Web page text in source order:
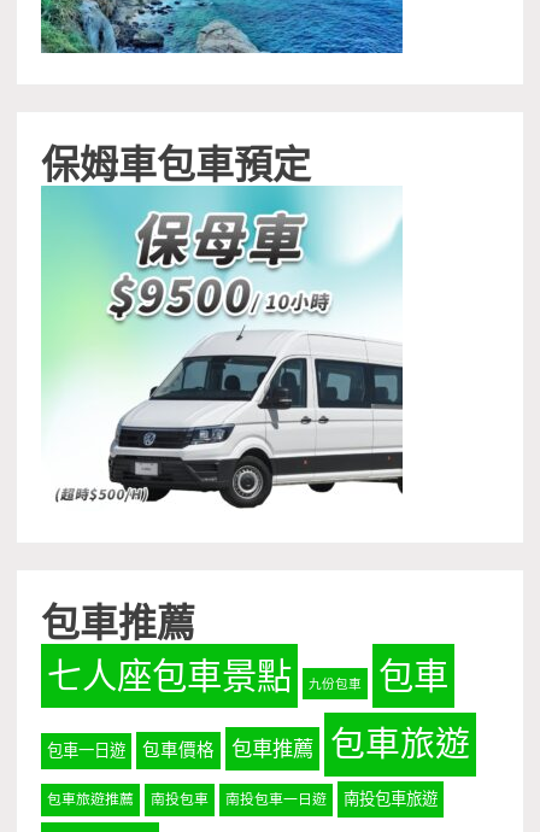
保姆車包車預定
包車推薦
七人座包車景點 九份包車 包車
包車一日遊 包車價格 包車推薦 包車旅遊
包車旅遊推薦 南投包車 南投包車一日遊 南投包車旅遊